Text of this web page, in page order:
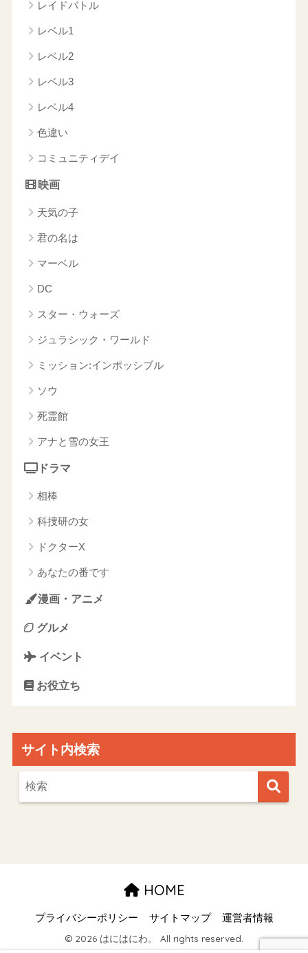
レイドバトル
レベル1
レベル2
レベル3
レベル4
色違い
コミュニティデイ
映画
天気の子
君の名は
マーベル
DC
スター・ウォーズ
ジュラシック・ワールド
ミッション:インポッシブル
ソウ
死霊館
アナと雪の女王
ドラマ
相棒
科捜研の女
ドクターX
あなたの番です
漫画・アニメ
グルメ
イベント
お役立ち
サイト内検索
HOME
プライバシーポリシー サイトマップ 運営者情報
© 2026 はにはにわ。 All rights reserved.